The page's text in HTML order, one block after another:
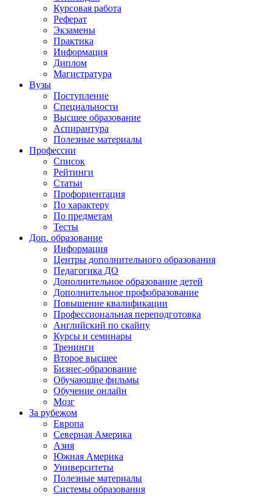
Курсовая работа
Реферат
Экзамены
Практика
Информация
Диплом
Магистратура
Вузы
Поступление
Специальности
Высшее образование
Аспирантура
Полезные материалы
Профессии
Список
Рейтинги
Статьи
Профориентация
По характеру
По предметам
Тесты
Доп. образование
Информация
Центры дополнительного образования
Педагогика ДО
Дополнительное образование детей
Дополнительное профобразование
Повышение квалификации
Профессиональная переподготовка
Английский по скайпу
Курсы и семинары
Тренинги
Второе высшее
Бизнес-образование
Обучающие фильмы
Обучение онлайн
Мозг
За рубежом
Европа
Северная Америка
Азия
Южная Америка
Университеты
Полезные материалы
Системы образования